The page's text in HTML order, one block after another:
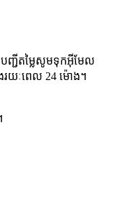
ជីតម្លៃសូមទុកអ៊ីមែល
យៈពេល 24 ម៉ោង។